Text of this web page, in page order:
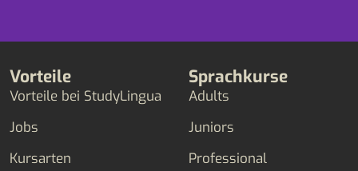
Vorteile
Vorteile bei StudyLingua
Jobs
Kursarten
Sprachkurse
Adults
Juniors
Professional